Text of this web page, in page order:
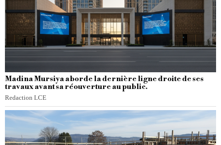
Madina Mursiya aborde la dernière ligne droite de ses
travaux avant sa réouverture au public.
Redaction LCE